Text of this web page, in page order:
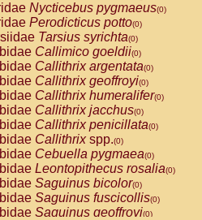
Nycticebus pygmaeus(0)
Perodicticus potto(0)
Tarsius syrichta(0)
Callimico goeldii(0)
Callithrix argentata(0)
Callithrix geoffroyi(0)
Callithrix humeralifer(0)
Callithrix jacchus(0)
Callithrix penicillata(0)
Callithrixspp.(0)
Cebuella pygmaea(0)
Leontopithecus rosalia(0)
Saguinus bicolor(0)
Saguinus fuscicollis(0)
Saguinus geoffroyi(0)